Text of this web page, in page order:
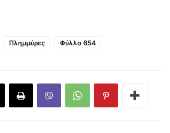
Πλημμύρες Φύλλο 654